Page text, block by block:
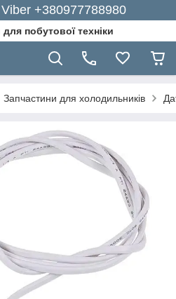
Viber +380977788980
побутової техніки
Запчастини для холодильників